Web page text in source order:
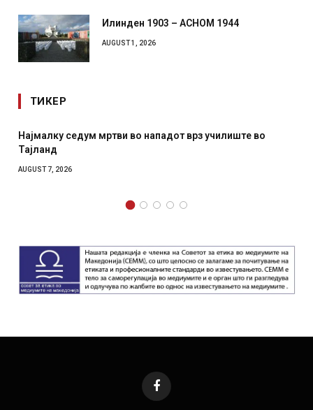
Илинден 1903 – АСНОМ 1944
AUGUST 1, 2026
ТИКЕР
СОЗИС: Украинците повеќе им веруваат на генералите
отколку на Зеленски
AUGUST 7, 2026
Facebook